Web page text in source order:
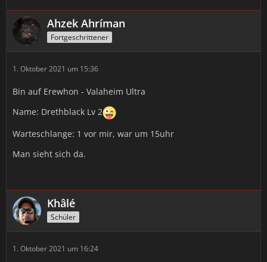
Ahzek Ahríman
Fortgeschrittener
1. Oktober 2021 um 15:36
Bin auf Erewhon - Valaheim Ultra
Name: Drethblack Lv 2
Warteschlange: 1 vor mir, war um 15uhr
Man sieht sich da.
Khâlé
Schüler
1. Oktober 2021 um 16:24